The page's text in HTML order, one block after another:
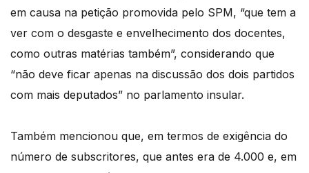
em causa na petição promovida pelo SPM, “que tem a
ver com o desgaste e envelhecimento dos docentes,
como outras matérias também”, considerando que
“não deve ficar apenas na discussão dos dois partidos
com mais deputados” no parlamento insular.
Também mencionou que, em termos de exigência do
número de subscritores, que antes era de 4.000 e, em